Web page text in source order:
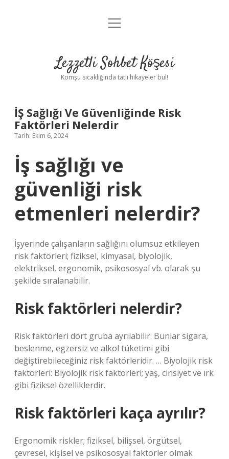
Anasayfa
Yasal Uyarı
menüyü
Lezzetli Sohbet Köşesi
Komşu sıcaklığında tatlı hikayeler bul!
İŞ Sağlığı Ve Güvenliğinde Risk
Faktörleri Nelerdir
Tarih: Ekim 6, 2024
İş sağlığı ve
güvenliği risk
etmenleri nelerdir?
İşyerinde çalışanların sağlığını olumsuz etkileyen
risk faktörleri; fiziksel, kimyasal, biyolojik,
elektriksel, ergonomik, psikososyal vb. olarak şu
şekilde sıralanabilir.
Risk faktörleri nelerdir?
Risk faktörleri dört gruba ayrılabilir: Bunlar sigara,
beslenme, egzersiz ve alkol tüketimi gibi
değiştirebileceğiniz risk faktörleridir. … Biyolojik risk
faktörleri: Biyolojik risk faktörleri; yaş, cinsiyet ve ırk
gibi fiziksel özelliklerdir.
Risk faktörleri kaça ayrılır?
Ergonomik riskler; fiziksel, bilişsel, örgütsel,
çevresel, kişisel ve psikososyal faktörler olmak